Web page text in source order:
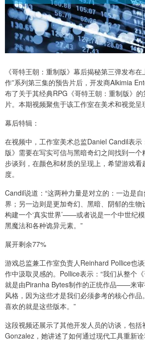
《哥特王朝：重制版》幕后揭秘第三弹发布在
作”系列第三集的预告片后，开发商Alkimia
布了关于其经典RPG《哥特王朝：重制版》的
片。本期视频聚焦于该工作室在美术和视觉呈
幕后特辑：
在视频中，工作室美术总监Daniel Candil表示
版》需要在写实可信与黑暗奇幻之间找到一个
步谈到，在颜色和材质的呈现上，希望游戏
度。
Candil说道：“这两种力量是对立的：一边是
界；另一边则是更加奇幻、黑暗、阴郁的生物
构建一个‘真实世界’——或者说是一个中世纪
黑魔法和各种诡异元素。”
展开剩余77%
游戏总监兼工作室负责人Reinhard Pollice也
作中汲取灵感的。Pollice表示：“我们从整个
就是由Piranha Bytes制作的正统作品——来
风格，因为这些才是我们必须参考的核心作
喜欢的就是这些版本。”
这段视频还展示了其他开发人员的访谈，包括
Gonzalez，她讲述了如何通过现代工具重新